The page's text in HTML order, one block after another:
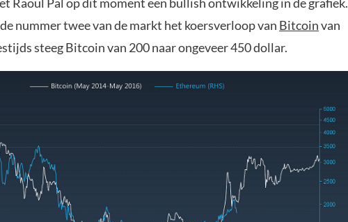
nummer twee van de markt het koersverloop van Bitcoinvan
steeg Bitcoin van 200 naar ongeveer 450 dollar.